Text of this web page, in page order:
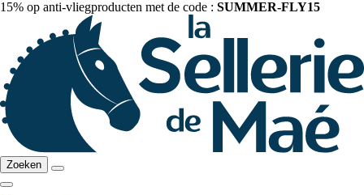
15% op anti-vliegproducten met de code : SUMMER-FLY15
Zoeken